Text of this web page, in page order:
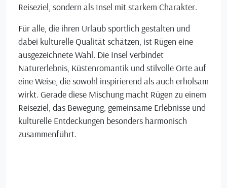
Reiseziel, sondern als Insel mit starkem Charakter.
Für alle, die ihren Urlaub sportlich gestalten und
dabei kulturelle Qualität schätzen, ist Rügen eine
ausgezeichnete Wahl. Die Insel verbindet
Naturerlebnis, Küstenromantik und stilvolle Orte auf
eine Weise, die sowohl inspirierend als auch erholsam
wirkt. Gerade diese Mischung macht Rügen zu einem
Reiseziel, das Bewegung, gemeinsame Erlebnisse und
kulturelle Entdeckungen besonders harmonisch
zusammenführt.